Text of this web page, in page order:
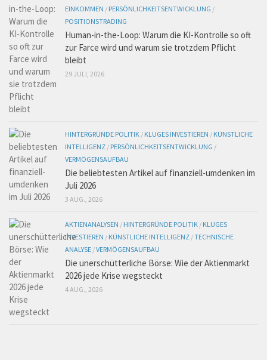
EINKOMMEN / PERSÖNLICHKEITSENTWICKLUNG /
POSITIONSTRADING
Human-in-the-Loop: Warum die KI-Kontrolle so oft
zur Farce wird und warum sie trotzdem Pflicht
bleibt
29 JULI, 2026
HINTERGRÜNDE POLITIK / KLUGES INVESTIEREN / KÜNSTLICHE
INTELLIGENZ / PERSÖNLICHKEITSENTWICKLUNG /
VERMÖGENSAUFBAU
Die beliebtesten Artikel auf finanziell-umdenken im
Juli 2026
3 AUG., 2026
AKTIENANALYSEN / HINTERGRÜNDE POLITIK / KLUGES
INVESTIEREN / KÜNSTLICHE INTELLIGENZ /TECHNISCHE
ANALYSE /VERMÖGENSAUFBAU
Die unerschütterliche Börse: Wie der Aktienmarkt
2026 jede Krise wegsteckt
4 AUG., 2026